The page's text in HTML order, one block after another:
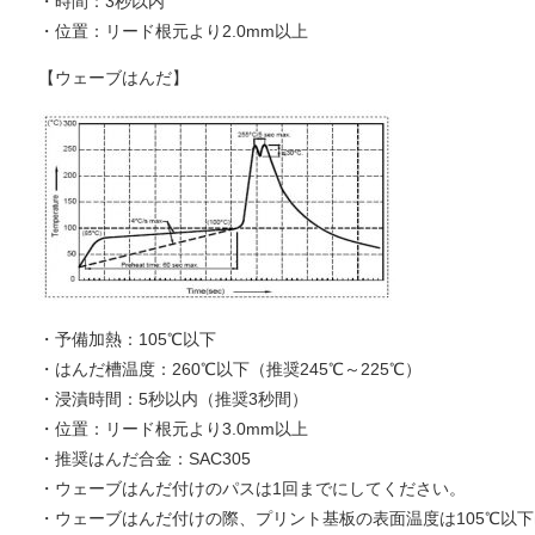
・位置：リード根元より2.0mm以上
【ウェーブはんだ】
・予備加熱：105℃以下
・はんだ槽温度：260℃以下（推奨245℃～225℃）
・浸漬時間：5秒以内（推奨3秒間）
・位置：リード根元より3.0mm以上
・推奨はんだ合金：SAC305
・ウェーブはんだ付けのパスは1回までにしてください。
・ウェーブはんだ付けの際、プリント基板の表面温度は105℃以下